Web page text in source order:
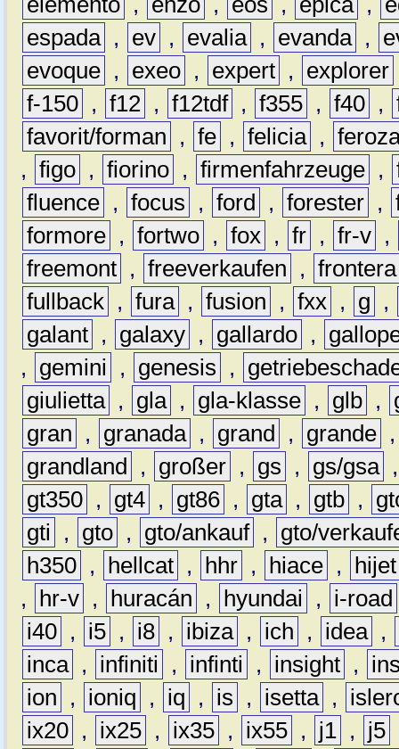
espada , ev , evalia , evanda ,
evoque , exeo , expert , explorer
f-150 , f12 , f12tdf , f355 , f40 ,
favorit/forman
, fe , felicia ,
, figo , fiorino , firmenfahrzeuge ,
fluence , focus , ford , forester ,
formore , fortwo , fox , fr , fr-v ,
freemont , freeverkaufen , frontera
fullback , fura , fusion , fxx , g
,
galant , galaxy , gallardo ,
,
gemini , genesis ,
giulietta , gla , gla-klasse , glb ,
gran
, granada , grand , grande
grandland
, großer , gs , gs/gsa
gt350 , gt4 , gt86 , gta , gtb ,
gti
, gto , gto/ankauf ,
gto/
h350 , hellcat , hhr , hiace ,
hijet
,
hr-v , huracán , hyundai ,
i-road
i40 , i5 , i8 , ibiza , ich , idea ,
inca , infiniti , infinti , insight ,
ion
, ioniq , iq , is , isetta ,
ix20 , ix25 , ix35 , ix55 , j1 , j5